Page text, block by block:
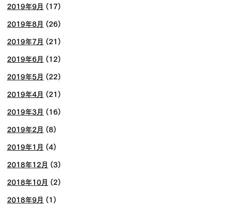
2019年9月 (17)
2019年8月 (26)
2019年7月 (21)
2019年6月 (12)
2019年5月 (22)
2019年4月 (21)
2019年3月 (16)
2019年2月 (8)
2019年1月 (4)
2018年12月 (3)
2018年10月 (2)
2018年9月 (1)